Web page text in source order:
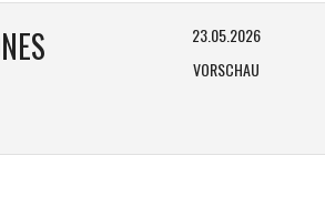
23.05.2026
VORSCHAU